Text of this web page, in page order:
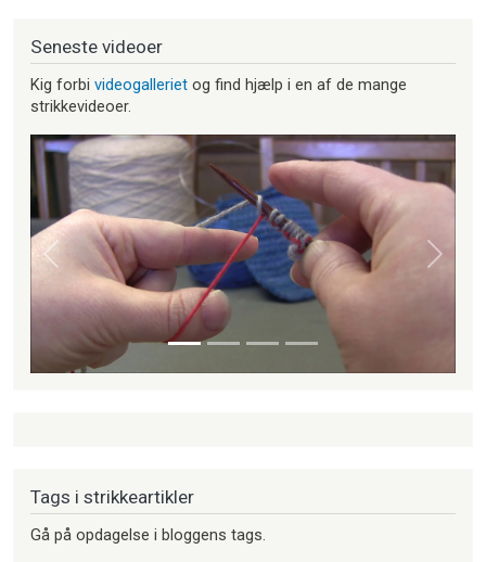
Seneste videoer
Kig forbi videogalleriet og find hjælp i en af de mange
strikkevideoer.
Forrige Næste
Tags i strikkeartikler
Gå på opdagelse i bloggens tags.